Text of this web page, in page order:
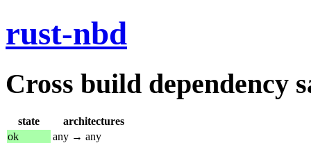
rust-nbd
Cross build dependency
state
architectures
ok
any → any